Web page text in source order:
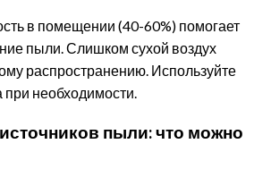
в помещении (40-60%) помогает
пыли. Слишком сухой воздух
распространению. Используйте
необходимости.
пыли: что можно